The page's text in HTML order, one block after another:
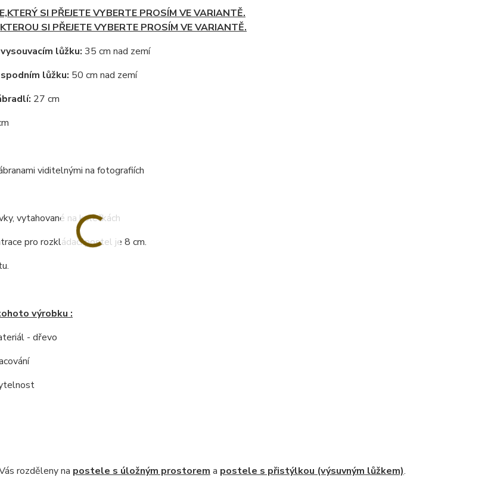
SI PŘEJETE VYBERTE PROSÍM VE VARIANTĚ.
SI PŘEJETE VYBERTE PROSÍM VE VARIANTĚ.
lůžku: 35 cm nad zemí
lůžku: 50 cm nad zemí
27 cm
viditelnými na fotografiích
vytahované na kolečkách
pro rozkládací postel je 8 cm.
výrobku :
- dřevo
rozděleny na postele s úložným prostorem a postele s přistýlkou (výsuvným lůžkem).